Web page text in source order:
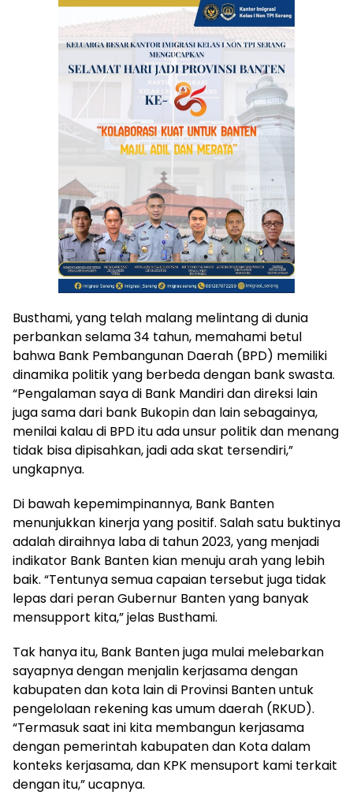
Busthami, yang telah malang melintang di dunia
perbankan selama 34 tahun, memahami betul
bahwa Bank Pembangunan Daerah (BPD) memiliki
dinamika politik yang berbeda dengan bank swasta.
“Pengalaman saya di Bank Mandiri dan direksi lain
juga sama dari bank Bukopin dan lain sebagainya,
menilai kalau di BPD itu ada unsur politik dan menang
tidak bisa dipisahkan, jadi ada skat tersendiri,”
ungkapnya.
Di bawah kepemimpinannya, Bank Banten
menunjukkan kinerja yang positif. Salah satu buktinya
adalah diraihnya laba di tahun 2023, yang menjadi
indikator Bank Banten kian menuju arah yang lebih
baik. “Tentunya semua capaian tersebut juga tidak
lepas dari peran Gubernur Banten yang banyak
mensupport kita,” jelas Busthami.
Tak hanya itu, Bank Banten juga mulai melebarkan
sayapnya dengan menjalin kerjasama dengan
kabupaten dan kota lain di Provinsi Banten untuk
pengelolaan rekening kas umum daerah (RKUD).
“Termasuk saat ini kita membangun kerjasama
dengan pemerintah kabupaten dan Kota dalam
konteks kerjasama, dan KPK mensuport kami terkait
dengan itu,” ucapnya.